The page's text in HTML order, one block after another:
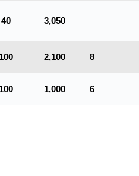
40 3,050
100 2,100 8
100 1,000 6